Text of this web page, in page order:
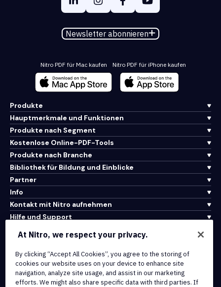
Newsletter abonnieren
Nitro PDF für Mac kaufen Nitro PDF für iPhone kaufen
Produkte
Hauptmerkmale und Funktionen
Produkte nach Segment
Kostenlose Online-PDF-Tools
Produkte nach Branche
Bibliothek für Bildung und Einblicke
Partner
Info
Kontakt mit Nitro aufnehmen
Hilfe und Support
Nutzungsbedingungen
Cookie-Richtlinie
Copyright-Richtlinie
At Nitro, we respect your privacy.
By clicking “Accept All Cookies”, you agree to the storing of
cookies our website uses on your device to enhance site
navigation, analyze site usage, and assist in our marketing
efforts. We might also share specific data with third parties. If